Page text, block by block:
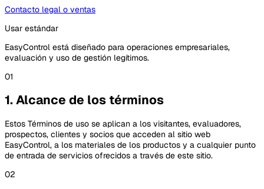
Contacto legal o ventas
Usar estándar
EasyControl está diseñado para operaciones empresariales,
evaluación y uso de gestión legítimos.
01
1. Alcance de los términos
Estos Términos de uso se aplican a los visitantes, evaluadores,
prospectos, clientes y socios que acceden al sitio web
EasyControl, a los materiales de los productos y a cualquier punto
de entrada de servicios ofrecidos a través de este sitio.
02